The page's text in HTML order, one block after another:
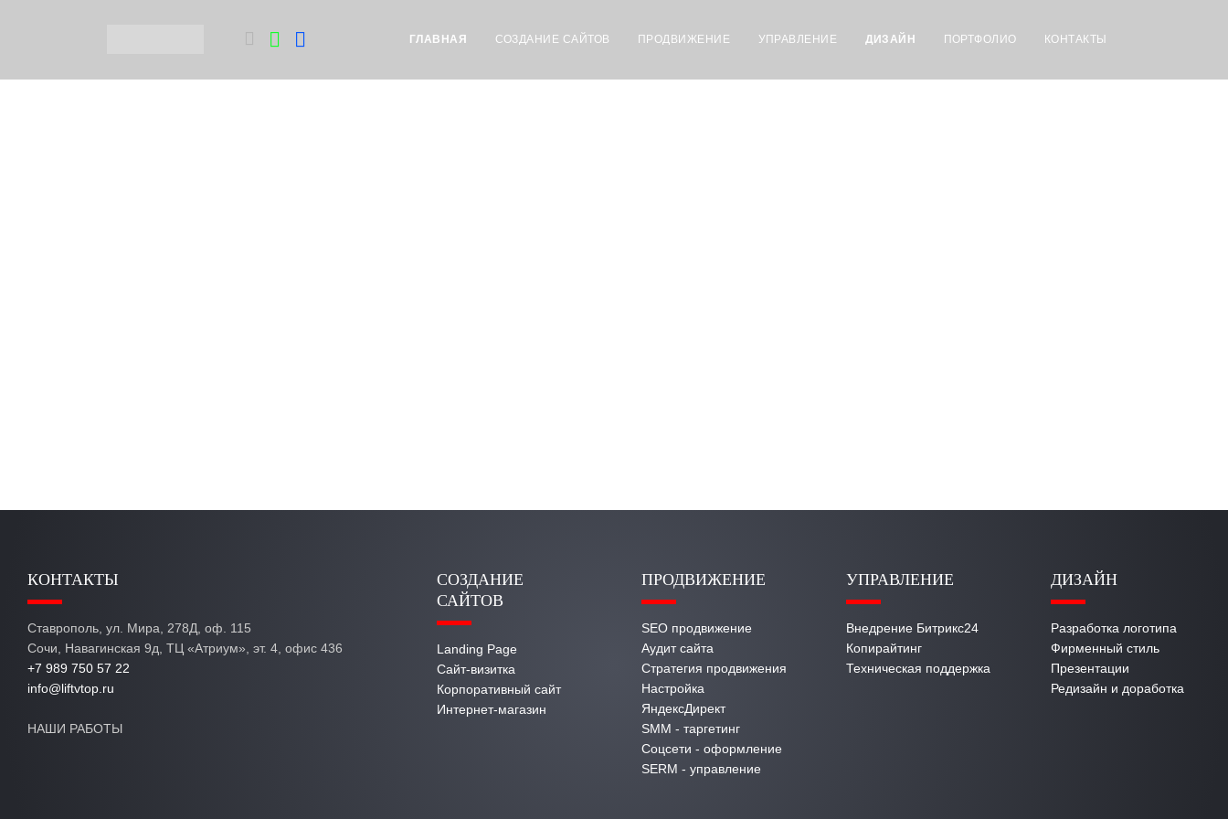
ГЛАВНАЯ СОЗДАНИЕ САЙТОВ ПРОДВИЖЕНИЕ УПРАВЛЕНИЕ ДИЗАЙН ПОРТФОЛИО КОНТАКТЫ
КОНТАКТЫ
Ставрополь, ул. Мира, 278Д, оф. 115
Сочи, Навагинская 9д, ТЦ «Атриум», эт. 4, офис 436
+7 989 750 57 22
info@liftvtop.ru
НАШИ РАБОТЫ
СОЗДАНИЕ
САЙТОВ
Landing Page
Сайт-визитка
Корпоративный сайт
Интернет-магазин
ПРОДВИЖЕНИЕ
SEO продвижение
Аудит сайта
Стратегия продвижения
Настройка
ЯндексДирект
SMM - таргетинг
Соцсети - оформление
SERM - управление
УПРАВЛЕНИЕ
Внедрение Битрикс24
Копирайтинг
Техническая поддержка
ДИЗАЙН
Разработка логотипа
Фирменный стиль
Презентации
Редизайн и доработка